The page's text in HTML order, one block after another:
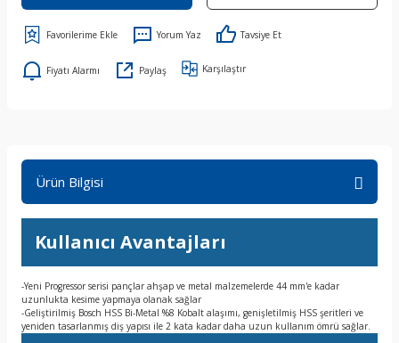
Yorum Yaz Tavsiye Et
Fiyatı Alarmı Paylaş Karşılaştır
Ürün Bilgisi
Kullanıcı Avantajları
-Yeni Progressor serisi pançlar ahşap ve metal malzemelerde 44 mm'e kadar
uzunlukta kesime yapmaya olanak sağlar
-Geliştirilmiş Bosch HSS Bi-Metal %8 Kobalt alaşımı, genişletilmiş HSS şeritleri ve
yeniden tasarlanmış diş yapısı ile 2 kata kadar daha uzun kullanım ömrü sağlar.